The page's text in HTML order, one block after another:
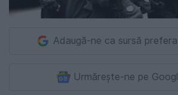
Adaugă-ne ca sursă
Urmărește-ne pe